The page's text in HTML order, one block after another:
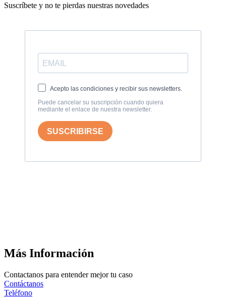
Suscríbete y no te pierdas nuestras novedades
Más Información
Contactanos para entender mejor tu caso
Contáctanos
Teléfono